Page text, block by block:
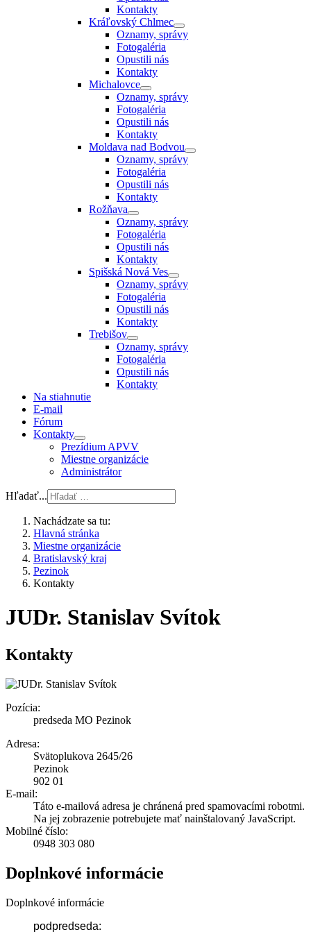
Kontakty
Kráľovský Chlmec
Oznamy, správy
Fotogaléria
Opustili nás
Kontakty
Michalovce
Oznamy, správy
Fotogaléria
Opustili nás
Kontakty
Moldava nad Bodvou
Oznamy, správy
Fotogaléria
Opustili nás
Kontakty
Rožňava
Oznamy, správy
Fotogaléria
Opustili nás
Kontakty
Spišská Nová Ves
Oznamy, správy
Fotogaléria
Opustili nás
Kontakty
Trebišov
Oznamy, správy
Fotogaléria
Opustili nás
Kontakty
Na stiahnutie
E-mail
Fórum
Kontakty
Prezídium APVV
Miestne organizácie
Administrátor
Hľadať...
Nachádzate sa tu:
Hlavná stránka
Miestne organizácie
Bratislavský kraj
Pezinok
Kontakty
JUDr. Stanislav Svítok
Kontakty
Pozícia:
predseda MO Pezinok
Adresa:
Svätoplukova 2645/26
Pezinok
902 01
E-mail:
Táto e-mailová adresa je chránená pred spamovacími robotmi.
Na jej zobrazenie potrebujete mať nainštalovaný JavaScript.
Mobilné číslo:
0948 303 080
Doplnkové informácie
Doplnkové informácie
podpredseda: